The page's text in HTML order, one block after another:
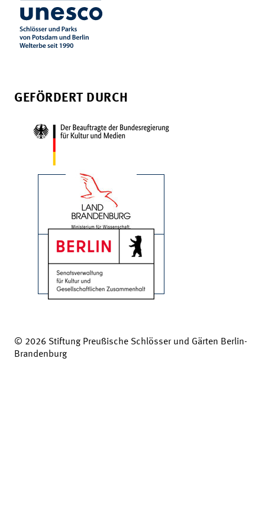
GEFÖRDERT DURCH
© 2026 Stiftung Preußische Schlösser und Gärten Berlin-
Brandenburg